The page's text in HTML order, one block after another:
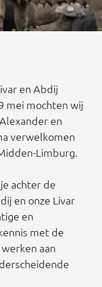
en Abdij
mei mochten wij
en
verwelkomen
Limburg.
achter de
en onze Livar
en
met de
aan